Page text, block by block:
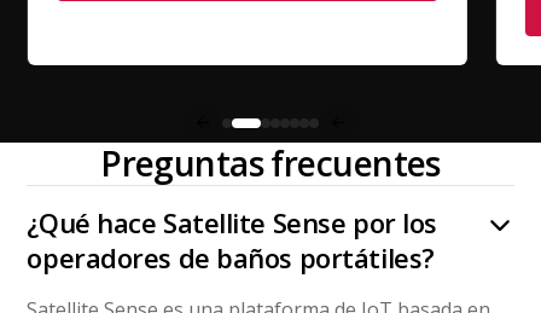
Preguntas frecuentes
¿Qué hace Satellite Sense por los
operadores de baños portátiles?